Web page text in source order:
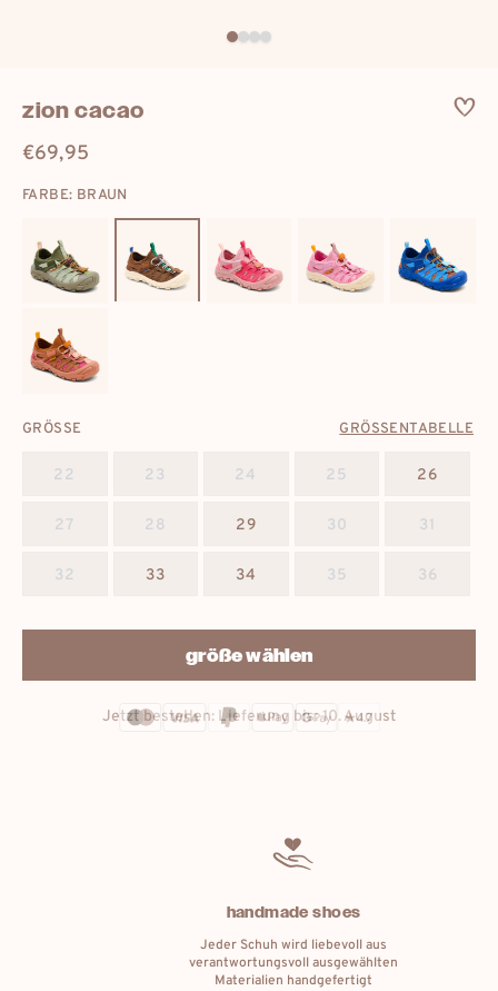
zion cacao
Regulärer
€69,95
FARBE: BRAUN
GRÖSSE GRÖSSENTABELLE
22 23 24 25 26
27 28 29 30 31
32 33 34 35 36
größe wählen
Jetzt bestellen: Lieferung bis:10. August
handmade shoes
Jeder Schuh wird liebevoll aus
verantwortungsvoll ausgewählten
Materialien handgefertigt